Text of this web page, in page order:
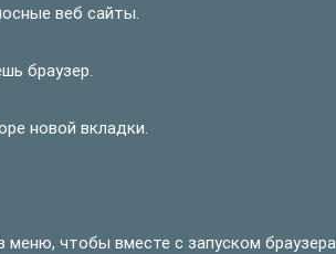
веб сайты.
браузер.
новой вкладки.
меню, чтобы вместе с запуском браузера